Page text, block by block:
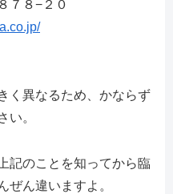
７８−２０
く異なるため、かならず
い。
記のことを知ってから臨
ぜん違いますよ。